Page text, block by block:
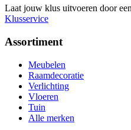
Laat jouw klus uitvoeren door
Klusservice
Assortiment
Meubelen
Raamdecoratie
Verlichting
Vloeren
Tuin
Alle merken